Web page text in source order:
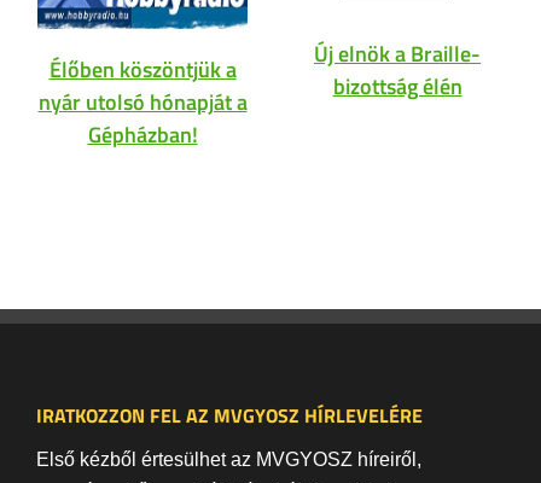
Élőben köszöntjük a
nyár utolsó hónapját a
Gépházban!
Új elnök a Braille-
bizottság élén
IRATKOZZON FEL AZ MVGYOSZ HÍRLEVELÉRE
Első kézből értesülhet az MVGYOSZ híreiről,